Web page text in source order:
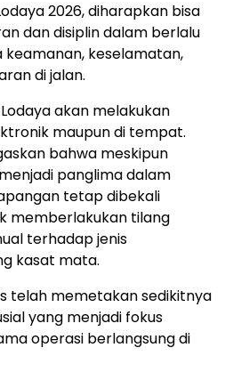
2026, diharapkan bisa
dan disiplin dalam berlalu
keselamatan,
di jalan.
akan melakukan
maupun di tempat.
bahwa meskipun
panglima dalam
tetap dibekali
memberlakukan tilang
terhadap jenis
kasat mata.
telah memetakan sedikitnya
yang menjadi fokus
operasi berlangsung di